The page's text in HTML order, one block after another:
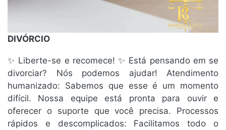
DIVÓRCIO
✨ Liberte-se e recomece! ✨ Está pensando em se
divorciar? Nós podemos ajudar! Atendimento
humanizado: Sabemos que esse é um momento
difícil. Nossa equipe está pronta para ouvir e
oferecer o suporte que você precisa. Processos
rápidos e descomplicados: Facilitamos todo o